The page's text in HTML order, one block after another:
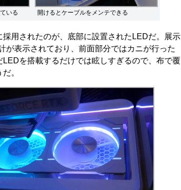
いる 開けるとケーブルをメンテできる
用されたのが、底部に設置されたLEDだ。展示
が表示されており、前面部分ではカニが行った
を搭載するだけでは眩しすぎるので、布で覆
。